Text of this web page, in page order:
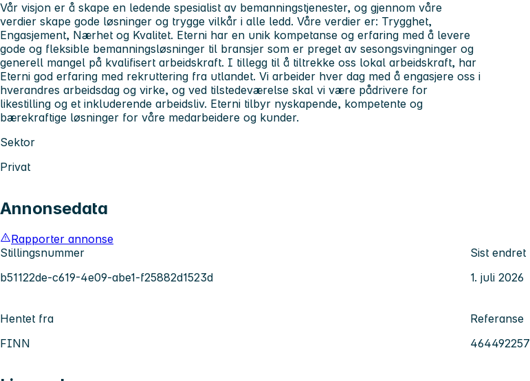
Vår visjon er å skape en ledende spesialist av bemanningstjenester, og gjennom våre
verdier skape gode løsninger og trygge vilkår i alle ledd. Våre verdier er: Trygghet,
Engasjement, Nærhet og Kvalitet. Eterni har en unik kompetanse og erfaring med å levere
gode og fleksible bemanningsløsninger til bransjer som er preget av sesongsvingninger og
generell mangel på kvalifisert arbeidskraft. I tillegg til å tiltrekke oss lokal arbeidskraft, har
Eterni god erfaring med rekruttering fra utlandet. Vi arbeider hver dag med å engasjere oss i
hverandres arbeidsdag og virke, og ved tilstedeværelse skal vi være pådrivere for
likestilling og et inkluderende arbeidsliv. Eterni tilbyr nyskapende, kompetente og
bærekraftige løsninger for våre medarbeidere og kunder.
Sektor
Privat
Annonsedata
Rapporter annonse
Stillingsnummer
b51122de-c619-4e09-abe1-f25882d1523d
Sist endret
1. juli 2026
Hentet fra
FINN
Referanse
464492257